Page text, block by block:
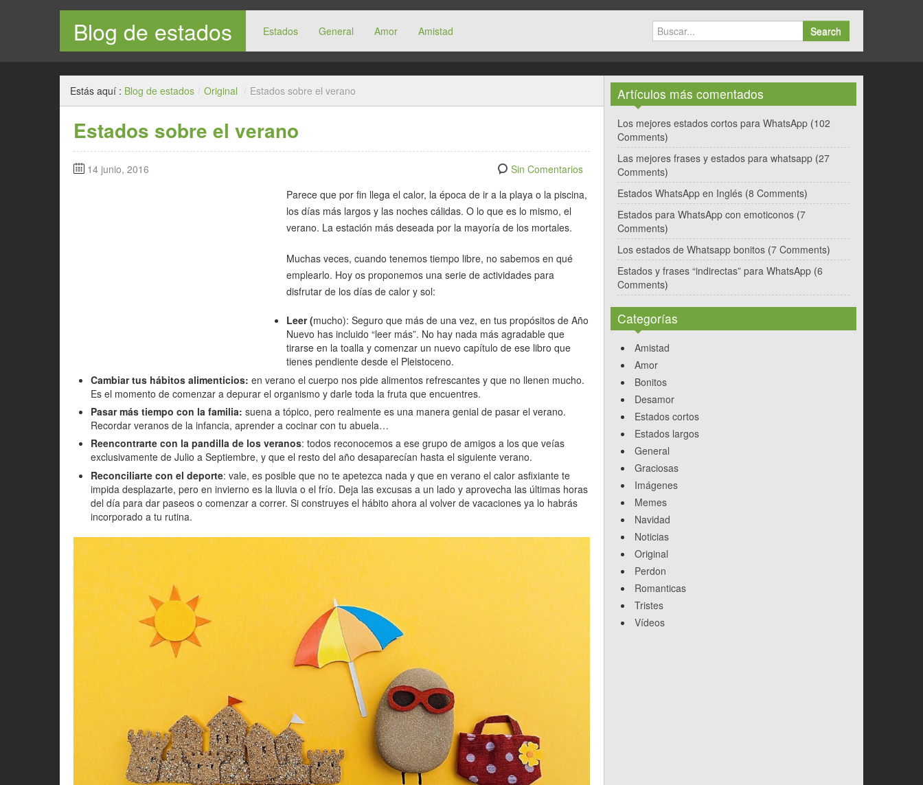
Blog de estados Estados General Amor Amistad Search
Estás aquí : Blog de estados / Original / Estados sobre el verano
Estados sobre el verano
14 junio, 2016
Sin Comentarios
Parece que por fin llega el calor, la época de ir a la playa o la piscina,
los días más largos y las noches cálidas. O lo que es lo mismo, el
verano. La estación más deseada por la mayoría de los mortales.
Muchas veces, cuando tenemos tiempo libre, no sabemos en qué
emplearlo. Hoy os proponemos una serie de actividades para
disfrutar de los días de calor y sol:
Leer (mucho): Seguro que más de una vez, en tus propósitos de Año
Nuevo has incluido “leer más”. No hay nada más agradable que
tirarse en la toalla y comenzar un nuevo capítulo de ese libro que
tienes pendiente desde el Pleistoceno.
Cambiar tus hábitos alimenticios: en verano el cuerpo nos pide alimentos refrescantes y que no llenen mucho.
Es el momento de comenzar a depurar el organismo y darle toda la fruta que encuentres.
Pasar más tiempo con la familia: suena a tópico, pero realmente es una manera genial de pasar el verano.
Recordar veranos de la infancia, aprender a cocinar con tu abuela…
Reencontrarte con la pandilla de los veranos: todos reconocemos a ese grupo de amigos a los que veías
exclusivamente de Julio a Septiembre, y que el resto del año desaparecían hasta el siguiente verano.
Reconciliarte con el deporte: vale, es posible que no te apetezca nada y que en verano el calor asfixiante te
impida desplazarte, pero en invierno es la lluvia o el frío. Deja las excusas a un lado y aprovecha las últimas horas
del día para dar paseos o comenzar a correr. Si construyes el hábito ahora al volver de vacaciones ya lo habrás
incorporado a tu rutina.
Artículos más comentados
Los mejores estados cortos para WhatsApp (102
Comments)
Las mejores frases y estados para whatsapp (27
Comments)
Estados WhatsApp en Inglés (8 Comments)
Estados para WhatsApp con emoticonos (7
Comments)
Los estados de Whatsapp bonitos (7 Comments)
Estados y frases “indirectas” para WhatsApp (6
Comments)
Categorías
Amistad
Amor
Bonitos
Desamor
Estados cortos
Estados largos
General
Graciosas
Imágenes
Memes
Navidad
Noticias
Original
Perdon
Romanticas
Tristes
Vídeos